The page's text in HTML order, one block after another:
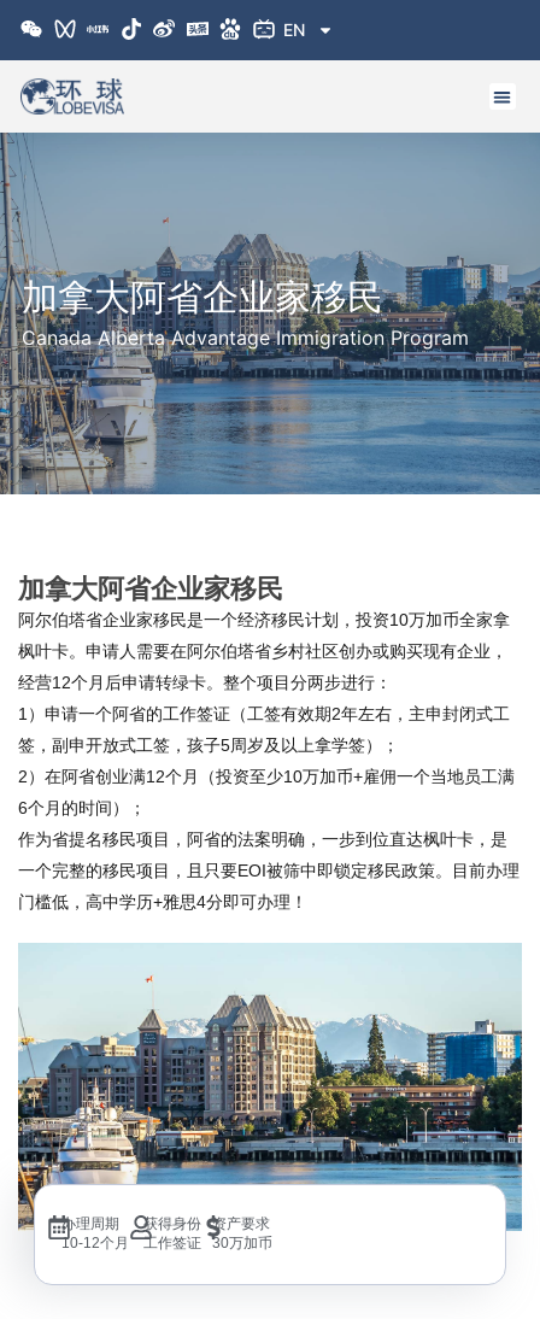
EN
加拿大阿省企业家移民
Canada Alberta Advantage Immigration Program
加拿大阿省企业家移民
阿尔伯塔省企业家移民是一个经济移民计划，投资10万加币全家拿
枫叶卡。申请人需要在阿尔伯塔省乡村社区创办或购买现有企业，
经营12个月后申请转绿卡。整个项目分两步进行：
1）申请一个阿省的工作签证（工签有效期2年左右，主申封闭式工
签，副申开放式工签，孩子5周岁及以上拿学签）；
2）在阿省创业满12个月（投资至少10万加币+雇佣一个当地员工满
6个月的时间）；
作为省提名移民项目，阿省的法案明确，一步到位直达枫叶卡，是
一个完整的移民项目，且只要EOI被筛中即锁定移民政策。目前办理
门槛低，高中学历+雅思4分即可办理！
办理周期
10-12个月
获得身份
工作签证
资产要求
30万加币